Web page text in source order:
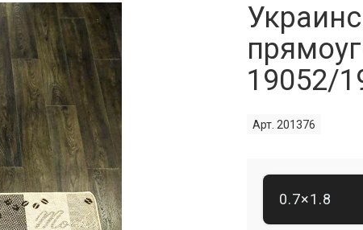
19052/
Арт. 201376
0.7×1.8